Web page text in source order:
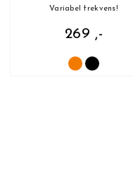
Variabel frekvens!
269 ,-